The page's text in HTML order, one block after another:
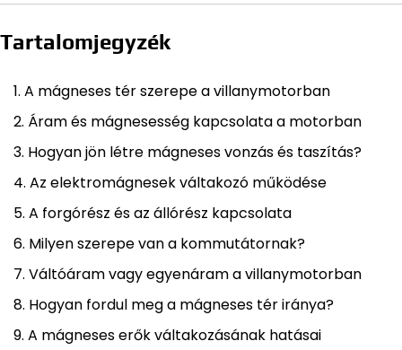
Tartalomjegyzék
A mágneses tér szerepe a villanymotorban
Áram és mágnesesség kapcsolata a motorban
Hogyan jön létre mágneses vonzás és taszítás?
Az elektromágnesek váltakozó működése
A forgórész és az állórész kapcsolata
Milyen szerepe van a kommutátornak?
Váltóáram vagy egyenáram a villanymotorban
Hogyan fordul meg a mágneses tér iránya?
A mágneses erők váltakozásának hatásai